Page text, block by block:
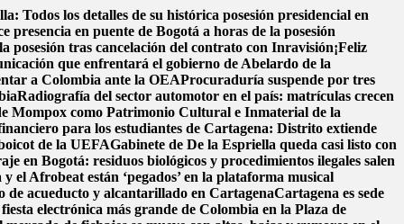
Todos los detalles de su histórica posesión presidencial en
presencia en puente de Bogotá a horas de la posesión
posesión tras cancelación del contrato con Inravisión¡Feliz
que enfrentará el gobierno de Abelardo de la
a Colombia ante la OEAProcuraduría suspende por tres
Radiografía del sector automotor en el país: matrículas crecen
Mompox como Patrimonio Cultural e Inmaterial de la
para los estudiantes de Cartagena: Distrito extiende
de la UEFAGabinete de De la Espriella queda casi listo con
en Bogotá: residuos biológicos y procedimientos ilegales salen
el Afrobeat están ‘pegados’ en la plataforma musical
de acueducto y alcantarillado en CartagenaCartagena es sede
electrónica más grande de Colombia en la Plaza de